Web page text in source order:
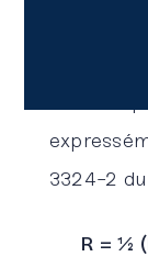
Pour
réserve
3324-2 du
R = ½